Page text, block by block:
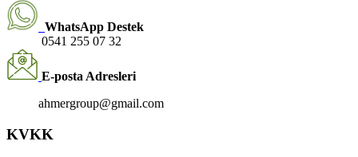
WhatsApp Destek
0541 255 07 32
E-posta Adresleri
ahmergroup@gmail.com
KVKK